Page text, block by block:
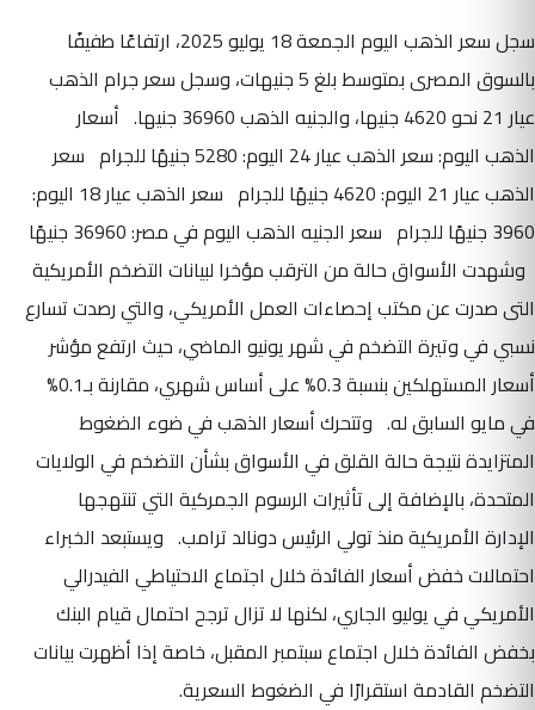
سجل سعر الذهب اليوم الجمعة 18 يوليو 2025، ارتفاعًا طفيفًا
بالسوق المصرى بمتوسط بلغ 5 جنيهات، وسجل سعر جرام الذهب
عيار 21 نحو 4620 جنيها، والجنيه الذهب 36960 جنيها. أسعار
الذهب اليوم: سعر الذهب عيار 24 اليوم: 5280 جنيهًا للجرام سعر
الذهب عيار 21 اليوم: 4620 جنيهًا للجرام سعر الذهب عيار 18 اليوم:
3960 جنيهًا للجرام سعر الجنيه الذهب اليوم في مصر: 36960 جنيهًا
وشهدت الأسواق حالة من الترقب مؤخرا لبيانات التضخم الأمريكية
التى صدرت عن مكتب إحصاءات العمل الأمريكي، والتي رصدت تسارع
نسبي في وتيرة التضخم في شهر يونيو الماضي، حيث ارتفع مؤشر
أسعار المستهلكين بنسبة 0.3% على أساس شهري، مقارنة بـ0.1%
في مايو السابق له. وتتحرك أسعار الذهب في ضوء الضغوط
المتزايدة نتيجة حالة القلق في الأسواق بشأن التضخم في الولايات
المتحدة، بالإضافة إلى تأثيرات الرسوم الجمركية التي تنتهجها
الإدارة الأمريكية منذ تولي الرئيس دونالد ترامب. ويستبعد الخبراء
احتمالات خفض أسعار الفائدة خلال اجتماع الاحتياطي الفيدرالي
الأمريكي في يوليو الجاري، لكنها لا تزال ترجح احتمال قيام البنك
بخفض الفائدة خلال اجتماع سبتمبر المقبل، خاصة إذا أظهرت بيانات
التضخم القادمة استقرارًا في الضغوط السعرية.